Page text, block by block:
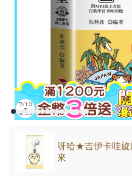
呀哈★吉伊卡哇旋
來